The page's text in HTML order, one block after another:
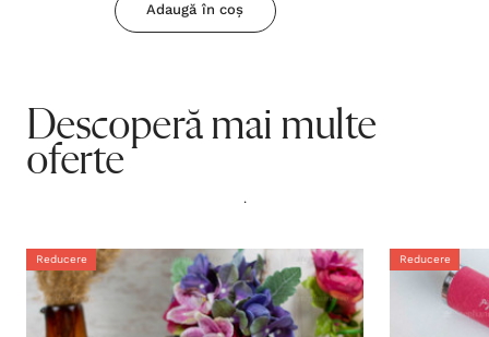
Adaugă în coș
Descoperă mai multe
oferte
.
Reducere Reducere